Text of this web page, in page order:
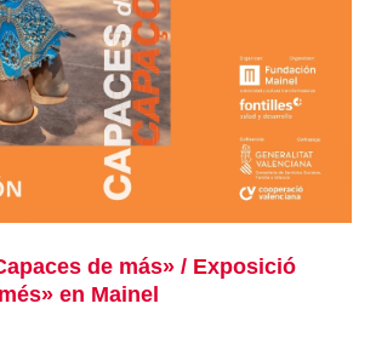
de más» / Exposició
en Mainel